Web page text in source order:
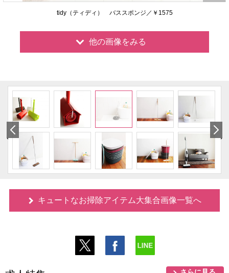
tidy（ティディ） バススポンジ／￥1575
他の画像をみる
キュートなお掃除アイテム大集合画像一覧へ